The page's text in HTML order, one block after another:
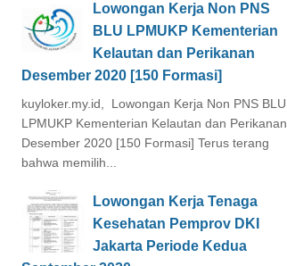
Lowongan Kerja Non PNS
BLU LPMUKP Kementerian
Kelautan dan Perikanan
Desember 2020 [150 Formasi]
kuyloker.my.id, Lowongan Kerja Non PNS BLU
LPMUKP Kementerian Kelautan dan Perikanan
Desember 2020 [150 Formasi] Terus terang
bahwa memilih...
Lowongan Kerja Tenaga
Kesehatan Pemprov DKI
Jakarta Periode Kedua